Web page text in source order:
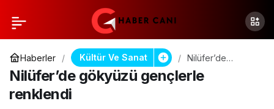
Haberler Kültür Ve Sanat
Nilüfer’de
gökyüzü
gençlerle
Nilüfer’de gökyüzü gençlerle
renklendi